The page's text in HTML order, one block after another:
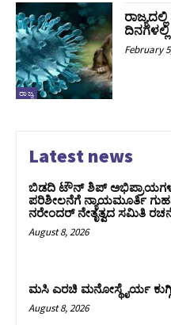
ರಾಜ್ಯ
February
Latest news
ಬಿಡದಿ ಟೌನ್ ಶಿಪ್ ಅಭಿಪ್ರಾಯಗಳ
ಪರಿಶೀಲನೆಗೆ ನ್ಯಾಯಮೂರ್ತಿ
ನರೇಂದರ್ ನೇತೃತ್ವದ ಸಮಿತಿ
August 8, 2026
ಮಸಿ ಎರಚಿ ಮನೋಸ್ಥೈರ್ಯ
August 8, 2026